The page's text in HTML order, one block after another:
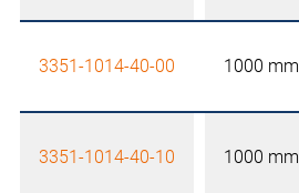
3351-1014-40-00 1000 mm
3351-1014-40-10 1000 mm